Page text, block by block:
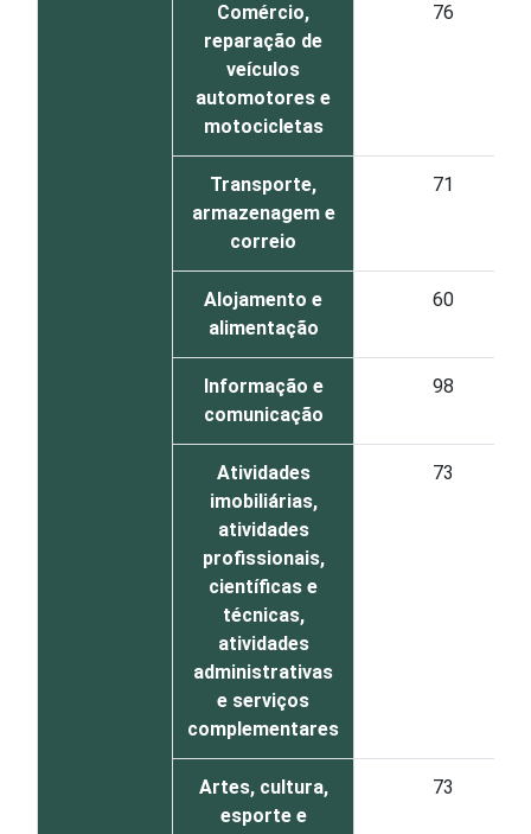
Comércio,
reparação de
veículos
automotores e
motocicletas
76
Transporte,
armazenagem e
correio
71
Alojamento e
alimentação
60
Informação e
comunicação
98
Atividades
imobiliárias,
atividades
profissionais,
científicas e
técnicas,
atividades
administrativas
e serviços
complementares
73
Artes, cultura,
esporte e
73